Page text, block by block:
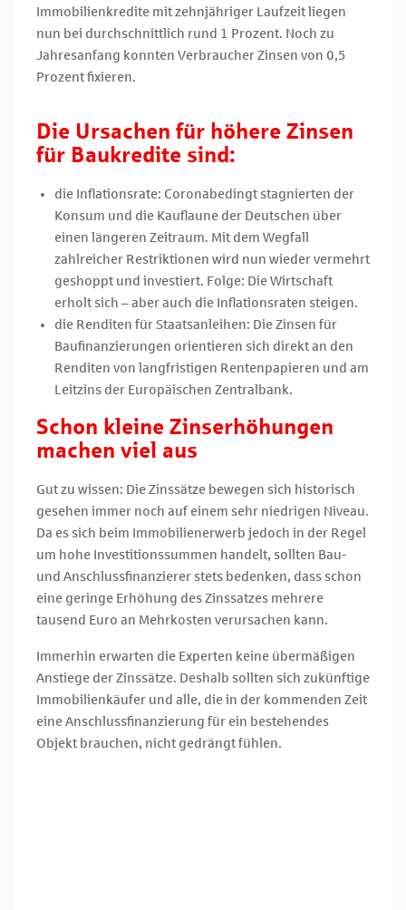
Immobilienkredite mit zehnjähriger Laufzeit liegen
nun bei durchschnittlich rund 1 Prozent. Noch zu
Jahresanfang konnten Verbraucher Zinsen von 0,5
Prozent fixieren.
Die Ursachen für höhere Zinsen
für Baukredite sind:
die Inflationsrate: Coronabedingt stagnierten der
Konsum und die Kauflaune der Deutschen über
einen längeren Zeitraum. Mit dem Wegfall
zahlreicher Restriktionen wird nun wieder vermehrt
geshoppt und investiert. Folge: Die Wirtschaft
erholt sich – aber auch die Inflationsraten steigen.
die Renditen für Staatsanleihen: Die Zinsen für
Baufinanzierungen orientieren sich direkt an den
Renditen von langfristigen Rentenpapieren und am
Leitzins der Europäischen Zentralbank.
Schon kleine Zinserhöhungen
machen viel aus
Gut zu wissen: Die Zinssätze bewegen sich historisch
gesehen immer noch auf einem sehr niedrigen Niveau.
Da es sich beim Immobilienerwerb jedoch in der Regel
um hohe Investitionssummen handelt, sollten Bau-
und Anschlussfinanzierer stets bedenken, dass schon
eine geringe Erhöhung des Zinssatzes mehrere
tausend Euro an Mehrkosten verursachen kann.
Immerhin erwarten die Experten keine übermäßigen
Anstiege der Zinssätze. Deshalb sollten sich zukünftige
Immobilienkäufer und alle, die in der kommenden Zeit
eine Anschlussfinanzierung für ein bestehendes
Objekt brauchen, nicht gedrängt fühlen.